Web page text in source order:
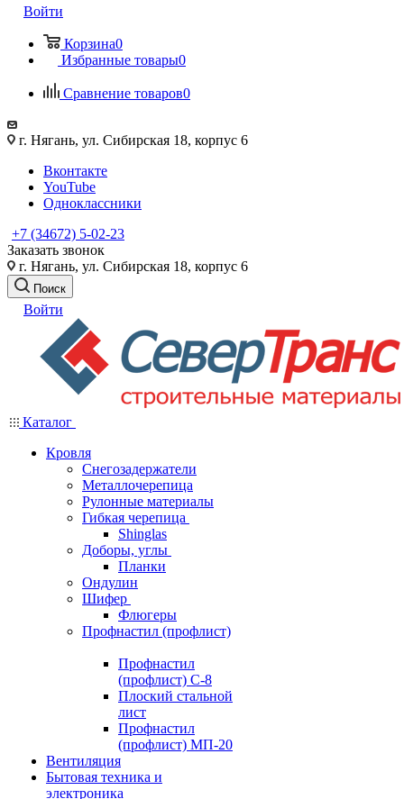
Войти
Корзина0
Избранные товары0
Сравнение товаров0
г. Нягань, ул. Сибирская 18, корпус 6
Вконтакте
YouTube
Одноклассники
+7 (34672) 5-02-23
Заказать звонок
г. Нягань, ул. Сибирская 18, корпус 6
Поиск
Войти
Каталог
Кровля
Снегозадержатели
Металлочерепица
Рулонные материалы
Гибкая черепица
Shinglas
Доборы, углы
Планки
Ондулин
Шифер
Флюгеры
Профнастил (профлист)
Профнастил
(профлист) С-8
Плоский стальной
лист
Профнастил
(профлист) МП-20
Вентиляция
Бытовая техника и
электроника